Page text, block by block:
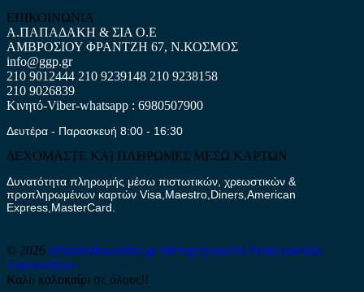
ΕΠΙΚΟΙΝΩΝΙΑ
Α.ΠΑΠΑΔΑΚΗ & ΣΙΑ Ο.Ε
ΑΜΒΡΟΣΙΟΥ ΦΡΑΝΤΖΗ 67, Ν.ΚΟΣΜΟΣ
info@ggp.gr
210 9012444 210 9239148 210 9238158
210 9026839
Κινητό-Viber-whatsapp : 6980507900
Δευτέρα - Παρασκευή 8:00 - 16:30
ΔΕΧΟΜΑΣΤΕ ΚΑΙ ΠΛΗΡΩΜΕΣ ΜΕΣΩ ΚΑΡΤΩΝ
Δυνατότητα πληρωμής μέσω πιστωτικών, χρεωστικών &
προπληρωμένων καρτών Visa,Maestro,Diners,American
Express,MasterCard.
© 2026 antallaktika-online.grΜεταχειρισμένα Ανταλλακτικά
Αυτοκινήτων
Καλό καλοκαίρι σε όλους!!